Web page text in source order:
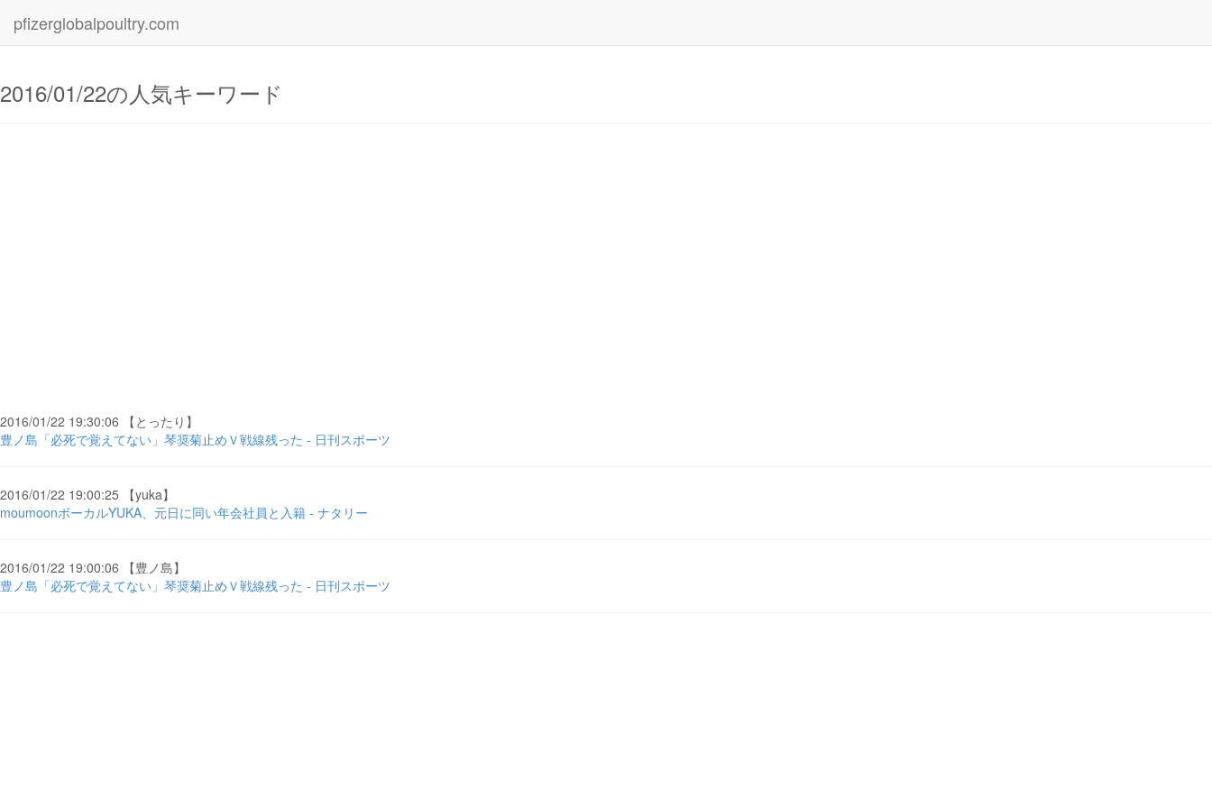
pfizerglobalpoultry.com
2016/01/22の人気キーワード
2016/01/22 19:30:06 【とったり】
豊ノ島「必死で覚えてない」琴奨菊止めＶ戦線残った - 日刊スポーツ
2016/01/22 19:00:25 【yuka】
moumoonボーカルYUKA、元日に同い年会社員と入籍 - ナタリー
2016/01/22 19:00:06 【豊ノ島】
豊ノ島「必死で覚えてない」琴奨菊止めＶ戦線残った - 日刊スポーツ